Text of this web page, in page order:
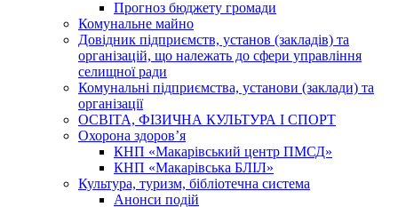
Прогноз бюджету громади
Комунальне майно
Довідник підприємств, установ (закладів) та
організацій, що належать до сфери управління
селищної ради
Комунальні підприємства, установи (заклади) та
організації
ОСВІТА, ФІЗИЧНА КУЛЬТУРА І СПОРТ
Охорона здоров’я
КНП «Макарівський центр ПМСД»
КНП «Макарівська БЛІЛ»
Культура, туризм, бібліотечна система
Анонси подій